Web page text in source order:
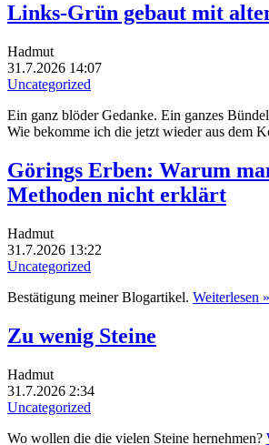
Links-Grün gebaut mit
Hadmut
31.7.2026 14:07
Uncategorized
Ein ganz blöder Gedanke. Ein ganzes
Wie bekomme ich die jetzt wieder aus dem
Görings Erben: Warum
Methoden nicht erklärt
Hadmut
31.7.2026 13:22
Uncategorized
Bestätigung meiner Blogartikel. Weiterlesen »
Zu wenig Steine
Hadmut
31.7.2026 2:34
Uncategorized
Wo wollen die die vielen Steine hernehmen?